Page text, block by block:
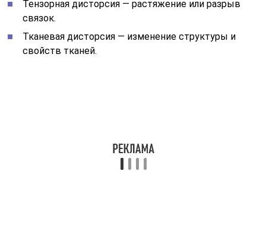
томография.
Лечение дисторсий зависит от их типа и причины
развития. Оно может включать консервативные
Говоря о связках шейного отдела позвоночного столба
нужно понимать, что речь идет не о связках, которые
есть у человека в суставах, а о волокнистых фасциях